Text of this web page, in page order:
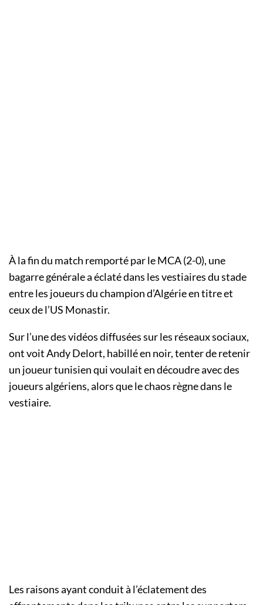
À la fin du match remporté par le MCA (2-0), une
bagarre générale a éclaté dans les vestiaires du stade
entre les joueurs du champion d’Algérie en titre et
ceux de l’US Monastir.
Sur l’une des vidéos diffusées sur les réseaux sociaux,
ont voit Andy Delort, habillé en noir, tenter de retenir
un joueur tunisien qui voulait en découdre avec des
joueurs algériens, alors que le chaos règne dans le
vestiaire.
Les raisons ayant conduit à l’éclatement des